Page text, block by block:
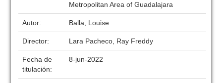
Metropolitan Area of Guadalajara
Autor: Balla, Louise
Director: Lara Pacheco, Ray Freddy
Fecha de
titulación:
8-jun-2022